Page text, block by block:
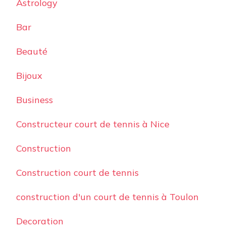
Astrology
Bar
Beauté
Bijoux
Business
Constructeur court de tennis à Nice
Construction
Construction court de tennis
construction d'un court de tennis à Toulon
Decoration